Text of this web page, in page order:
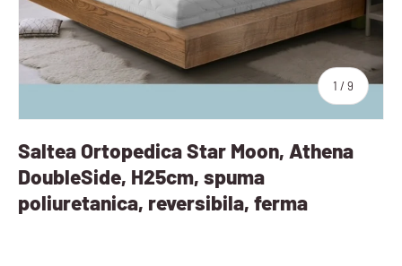
1 /sau
9
Saltea Ortopedica Star Moon, Athena
DoubleSide, H25cm, spuma
poliuretanica, reversibila, ferma